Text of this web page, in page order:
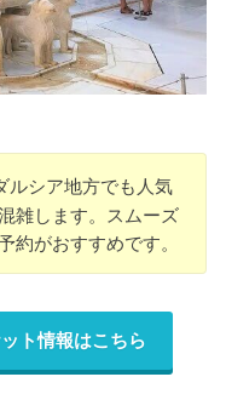
ルシア地方でも人気
雑します。スムーズ
約がおすすめです。
ト情報はこちら